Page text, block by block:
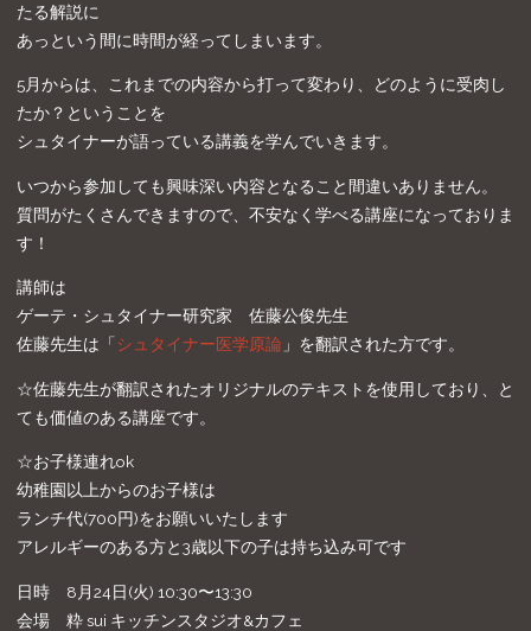
たる解説に
あっという間に時間が経ってしまいます。
5月からは、これまでの内容から打って変わり、どのように受肉し
たか？ということを
シュタイナーが語っている講義を学んでいきます。
いつから参加しても興味深い内容となること間違いありません。
質問がたくさんできますので、不安なく学べる講座になっておりま
す！
講師は
ゲーテ・シュタイナー研究家 佐藤公俊先生
佐藤先生は「シュタイナー医学原論 」を翻訳された方です。
☆佐藤先生が翻訳されたオリジナルのテキストを使用しており、と
ても価値のある講座です。
☆お子様連れok
幼稚園以上からのお子様は
ランチ代(700円)をお願いいたします
アレルギーのある方と3歳以下の子は持ち込み可です
日時 8月24日(火) 10:30〜13:30
会場 粋 sui キッチンスタジオ&カフェ